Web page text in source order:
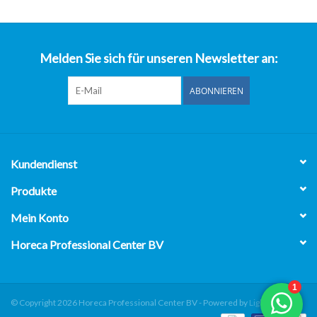
Melden Sie sich für unseren Newsletter an:
ABONNIEREN
Kundendienst
Produkte
Mein Konto
Horeca Professional Center BV
© Copyright 2026 Horeca Professional Center BV - Powered by Lightspeed